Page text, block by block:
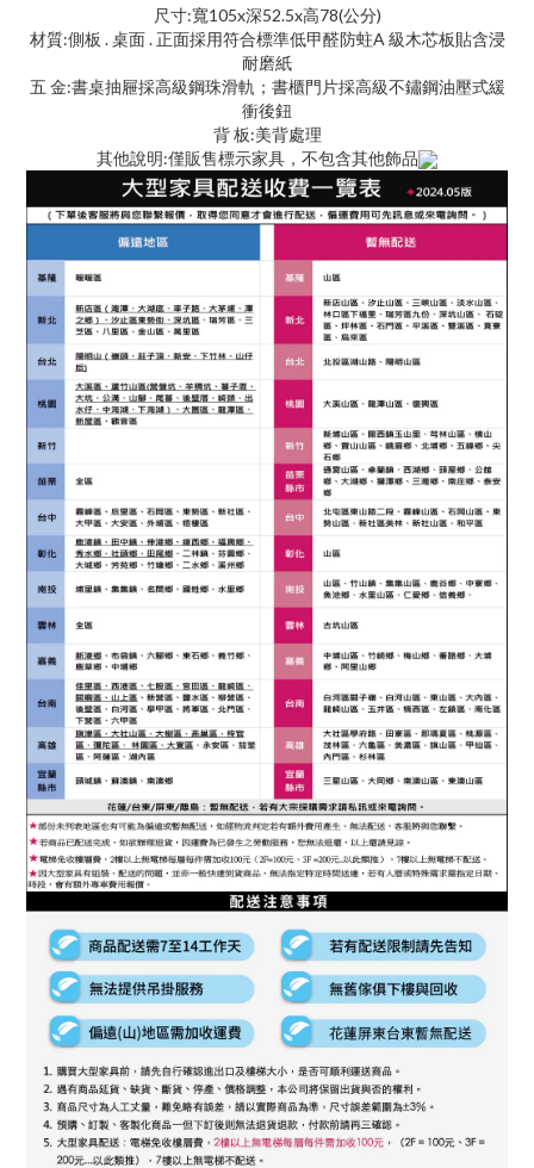
尺寸:寬105x深52.5x高78(公分)
材質:側板 . 桌面 . 正面採用符合標準低甲醛防蛀A 級木芯板貼含浸
耐磨紙
五 金:書桌抽屜採高級鋼珠滑軌；書櫃門片採高級不鏽鋼油壓式緩
衝後鈕
背 板:美背處理
其他說明:僅販售標示家具，不包含其他飾品